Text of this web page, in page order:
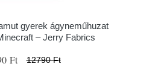
gyerek ágyneműhuzat
– Jerry Fabrics
Ft 12790 Ft